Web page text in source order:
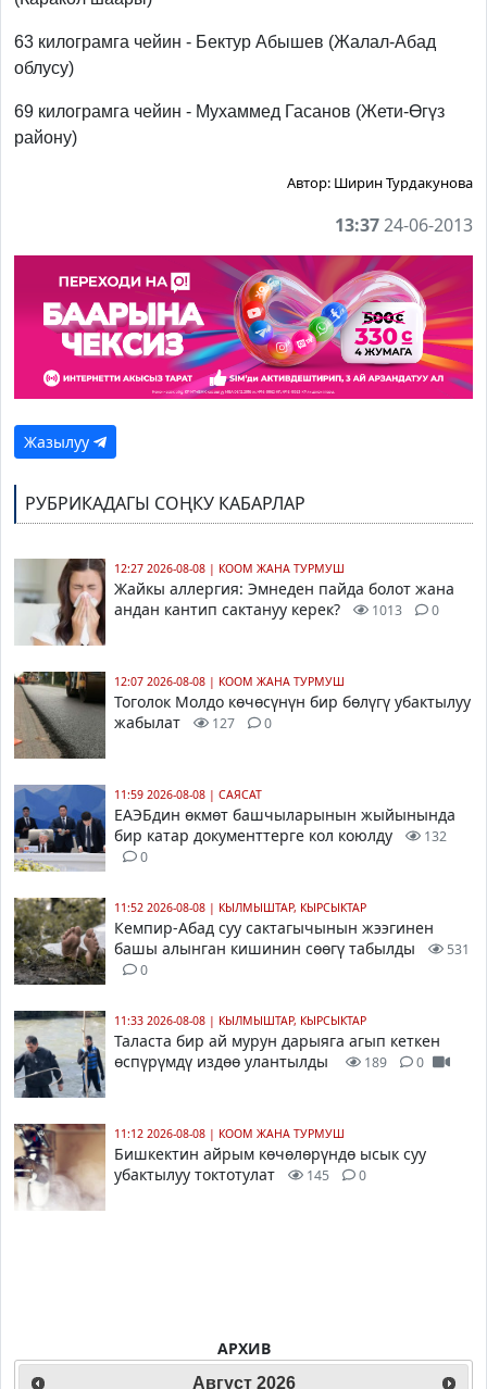
63 килограмга чейин - Бектур Абышев (Жалал-Абад
облусу)
69 килограмга чейин - Мухаммед Гасанов (Жети-Өгүз
району)
Автор: Ширин Турдакунова
13:3724-06-2013
Жазылуу
РУБРИКАДАГЫ СОҢКУ КАБАРЛАР
12:27 2026-08-08 | КООМ ЖАНА ТУРМУШ
Жайкы аллергия: Эмнеден пайда болот жана
андан кантип сактануу керек?
1013 0
12:07 2026-08-08 | КООМ ЖАНА ТУРМУШ
Тоголок Молдо көчөсүнүн бир бөлүгү убактылуу
жабылат
127 0
11:59 2026-08-08 | САЯСАТ
ЕАЭБдин өкмөт башчыларынын жыйынында
бир катар документтерге кол коюлду
132
0
11:52 2026-08-08 | КЫЛМЫШТАР, КЫРСЫКТАР
Кемпир-Абад суу сактагычынын жээгинен
башы алынган кишинин сөөгү табылды
531
0
11:33 2026-08-08 | КЫЛМЫШТАР, КЫРСЫКТАР
Таласта бир ай мурун дарыяга агып кеткен
өспүрүмдү издөө улантылды
189 0
11:12 2026-08-08 | КООМ ЖАНА ТУРМУШ
Бишкектин айрым көчөлөрүндө ысык суу
убактылуу токтотулат
145 0
АРХИВ
Август 2026